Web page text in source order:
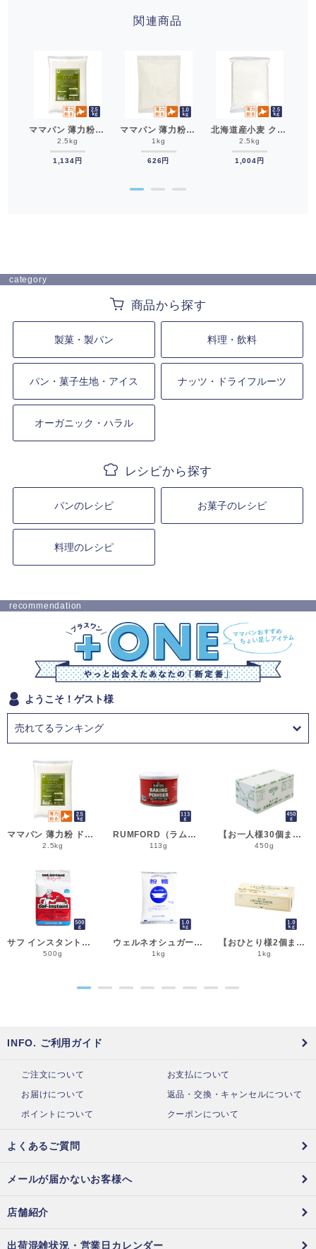
関連商品
ママパン 薄力粉 ドルチェ 2.5kg 菓子用小麦粉 北海道産 江別製粉 国産小麦粉_シフォンケーキ スポンジケーキ パウンドケーキ クッキー
2.5kg
1,134円
ママパン 薄力粉 ドルチェ 1kg 菓子用小麦粉 北海道産 江別製粉 国産小麦粉__シフォンケーキ スポンジケーキ パウンドケーキ クッキー
1kg
626円
北海道産小麦 クーヘン 薄力粉 菓子用小麦粉 2.5kg__江別製粉 国産小麦粉
2.5kg
1,004円
● ●
category
製菓・製パン 料理・飲料
パン・菓子生地・アイス ナッツ・ドライフルーツ
オーガニック・ハラル
パンのレシピ お菓子のレシピ
料理のレシピ
recommendation
ようこそ！ゲスト様
ママパン 薄力粉 ドルチェ 2.5kg 菓子用小麦粉 北海道産 江別製粉 国産小麦粉_シフォンケーキ スポンジケーキ パウンドケーキ クッキー
2.5kg
サフ インスタント・ドライイースト赤 500g 乾燥酵母 低糖用 LESAFFRE ルサッフル__
500g
RUMFORD（ラムフォード） ベーキングパウダー 113g 膨脹剤 BP__
113g
ウェルネオシュガー 粉糖NZ-1S 1kg 粉砂糖__
1kg
【お一人様30個まで】よつ葉 無塩バター 450g 賞味期限2026年11月5日またはそれ以降 バター よつば 北海道 食塩不使用 __
450g
【おひとり様2個まで】よつ葉 北海道十勝クリームチーズ（B） 1kg チーズ よつば__
1kg
● ● ● ● ● ● ●
INFO. ご利用ガイド
ご注文について
お支払について
お届けについて
返品・交換・キャンセルについて
ポイントについて
クーポンについて
よくあるご質問
メールが届かないお客様へ
店舗紹介
出荷混雑状況・営業日カレンダー